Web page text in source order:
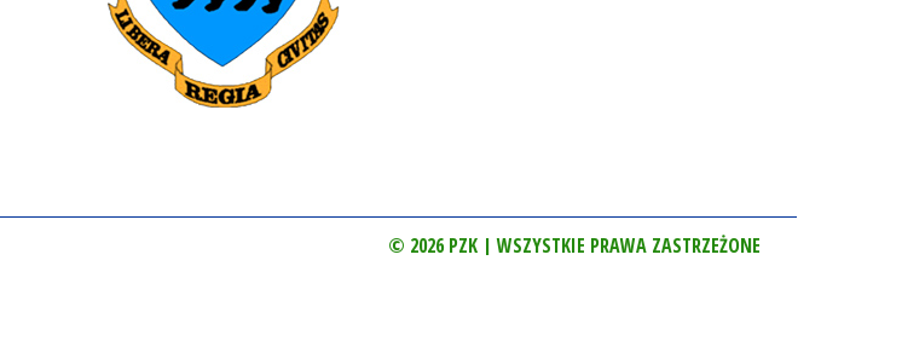
© 2026 PZK | WSZYSTKIE PRAWA ZASTRZEŻONE